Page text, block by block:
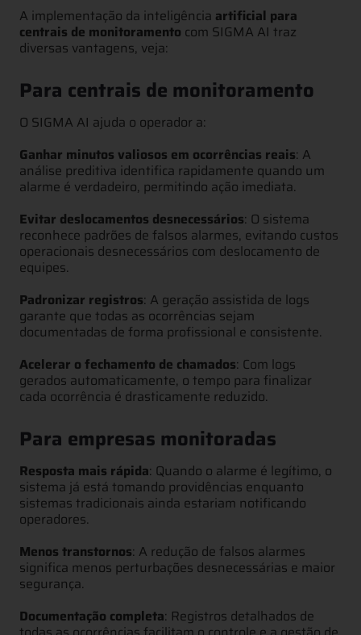
A implementação da inteligência artificial para
centrais de monitoramento com SIGMA AI traz
diversas vantagens, veja:
Para centrais de monitoramento
O SIGMA AI ajuda o operador a:
Ganhar minutos valiosos em ocorrências reais: A
análise preditiva identifica rapidamente quando um
alarme é verdadeiro, permitindo ação imediata.
Evitar deslocamentos desnecessários: O sistema
reconhece padrões de falsos alarmes, evitando custos
operacionais desnecessários com deslocamento de
equipes.
Padronizar registros: A geração assistida de logs
garante que todas as ocorrências sejam
documentadas de forma profissional e consistente.
Acelerar o fechamento de chamados: Com logs
gerados automaticamente, o tempo para finalizar
cada ocorrência é drasticamente reduzido.
Para empresas monitoradas
Resposta mais rápida: Quando o alarme é legítimo, o
sistema já está tomando providências enquanto
sistemas tradicionais ainda estariam notificando
operadores.
Menos transtornos: A redução de falsos alarmes
significa menos perturbações desnecessárias e maior
segurança.
Documentação completa: Registros detalhados de